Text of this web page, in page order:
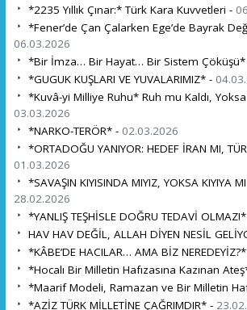
*2235 Yıllık Çınar:* Türk Kara Kuvvetleri -
*Fener’de Çan Çalarken Ege’de Bayrak
06.03.2026
*Bir İmza… Bir Hayat… Bir Sistem Çöküşü*
*GUGUK KUŞLARI VE YUVALARIMIZ* -
*Kuvâ-yi Milliye Ruhu* Ruh mu Kaldı, Yoksa
03.03.2026
*NARKO-TERÖR* - 02.03.2026
*ORTADOĞU YANIYOR: HEDEF İRAN MI,
01.03.2026
*SAVAŞIN KIYISINDA MIYIZ, YOKSA KIYIYA
28.02.2026
*YANLIŞ TEŞHİSLE DOĞRU TEDAVİ
HAV HAV DEĞİL, ALLAH DİYEN NESİL
*KÂBE’DE HACILAR… AMA BİZ
*Hocalı Bir Milletin Hafızasına Kazınan
*Maarif Modeli, Ramazan ve Bir Milletin
*AZİZ TÜRK MİLLETİNE ÇAĞRIMDIR* -